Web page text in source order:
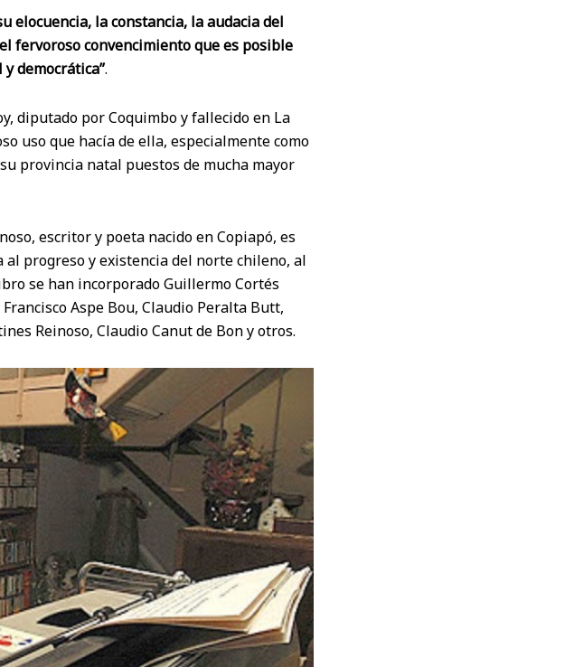
elocuencia, la constancia, la audacia del
fervoroso convencimiento que es posible
democrática”.
diputado por Coquimbo y fallecido en La
uso que hacía de ella, especialmente como
provincia natal puestos de mucha mayor
escritor y poeta nacido en Copiapó, es
progreso y existencia del norte chileno, al
se han incorporado Guillermo Cortés
Aspe Bou, Claudio Peralta Butt,
Reinoso, Claudio Canut de Bon y otros.